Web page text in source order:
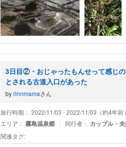
3日目②・おじゃったもんせって感じ
とされる古道入口があった
byrinnmamaさん
旅行時期： 2022/11/03 - 2022/11/03（約4年前）
エリア： 霧島温泉郷 同行者： カップル・夫
関連タグ: